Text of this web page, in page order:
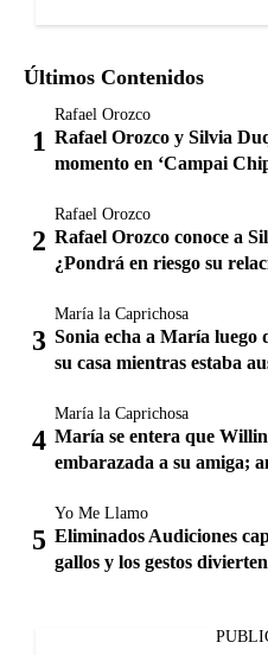
Últimos Contenidos
Rafael Orozco
Rafael Orozco y Silvia
momento en ‘Campai
Rafael Orozco
Rafael Orozco conoce a
¿Pondrá en riesgo su
María la Caprichosa
Sonia echa a María
su casa mientras estaba
María la Caprichosa
María se entera que
embarazada a su amiga;
Yo Me Llamo
Eliminados Audiciones
gallos y los gestos